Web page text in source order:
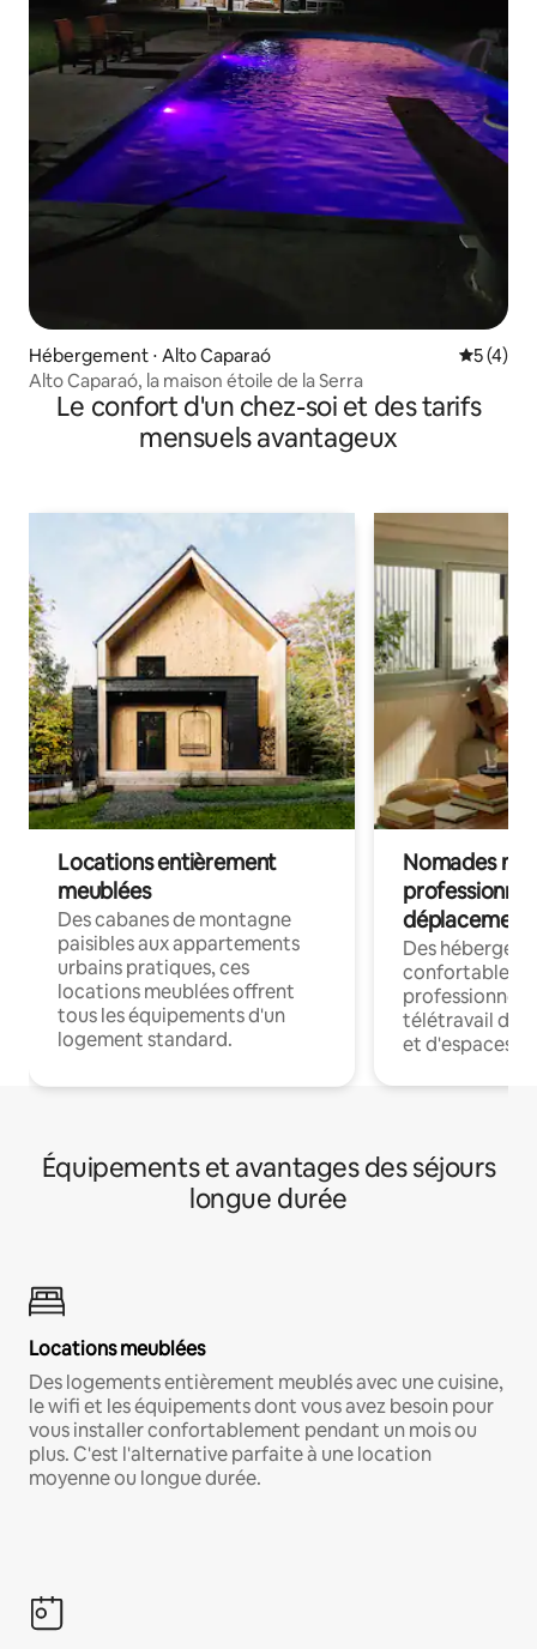
Hébergement ⋅ Alto Caparaó
5 (4)
Alto Caparaó, la maison étoile de la Serra
Le confort d'un chez-soi et des tarifs
mensuels avantageux
Locations entièrement
meublées
Des cabanes de montagne
paisibles aux appartements
urbains pratiques, ces
locations meublées offrent
tous les équipements d'un
logement standard.
Nomades
déplacement
Des
confortables
professionnels
télétravail
et d'espaces
Équipements et avantages des séjours
longue durée
Locations meublées
Des logements entièrement meublés avec une cuisine,
le wifi et les équipements dont vous avez besoin pour
vous installer confortablement pendant un mois ou
plus. C'est l'alternative parfaite à une location
moyenne ou longue durée.